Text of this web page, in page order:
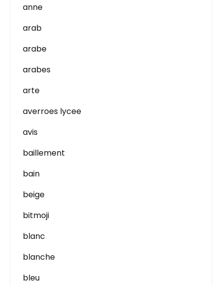
anne
arab
arabe
arabes
arte
averroes lycee
avis
baillement
bain
beige
bitmoji
blanc
blanche
bleu